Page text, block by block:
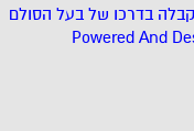
בדרכו של בעל הסולם
Powered And